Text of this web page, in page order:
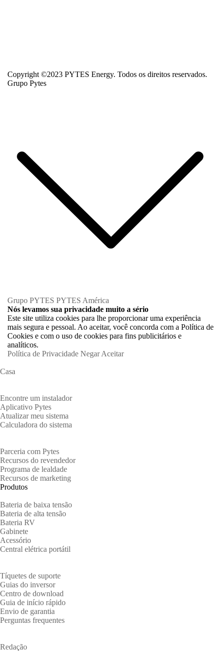
Copyright ©2023 PYTES Energy. Todos os direitos reservados.
Grupo Pytes
Grupo PYTES PYTES América
Nós levamos sua privacidade muito a sério
Este site utiliza cookies para lhe proporcionar uma experiência
mais segura e pessoal. Ao aceitar, você concorda com a Política de
Cookies e com o uso de cookies para fins publicitários e
analíticos.
Política de Privacidade Negar Aceitar
Casa
Encontre um instalador
Aplicativo Pytes
Atualizar meu sistema
Calculadora do sistema
Parceria com Pytes
Recursos do revendedor
Programa de lealdade
Recursos de marketing
Produtos
Bateria de baixa tensão
Bateria de alta tensão
Bateria RV
Gabinete
Acessório
Central elétrica portátil
Tíquetes de suporte
Guias do inversor
Centro de download
Guia de início rápido
Envio de garantia
Perguntas frequentes
Redação